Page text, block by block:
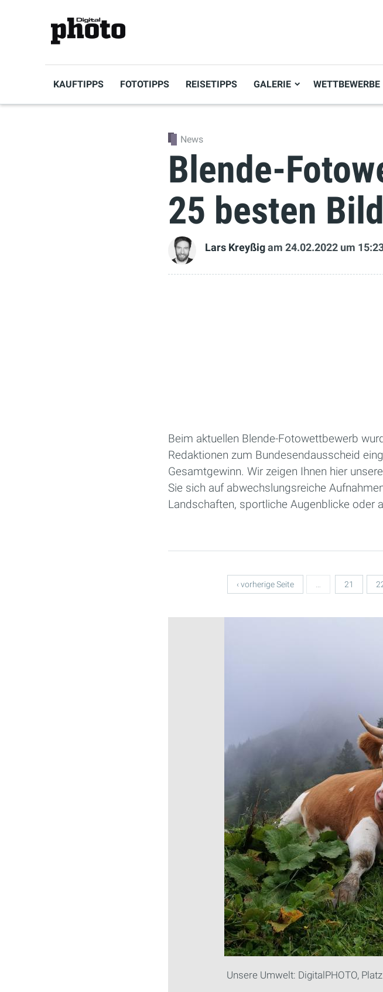
KAUFTIPPS FOTOTIPPS REISETIPPS GALERIE WETTBEWERBE
News
Blende-
25 besten
Lars Kreyßig am 24.02.2022 um
Beim aktuellen Blende-Fotowettbewerb
Redaktionen zum Bundesendausscheid
Gesamtgewinn. Wir zeigen Ihnen hier
Sie sich auf abwechslungsreiche
Landschaften, sportliche Augenblicke oder
‹ vorherige Seite … 21
Unsere Umwelt: DigitalPHOTO,